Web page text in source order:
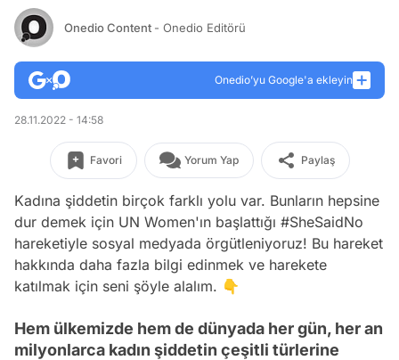
Onedio Content - Onedio Editörü
Onedio’yu Google'a ekleyin
28.11.2022 - 14:58
Favori Yorum Yap Paylaş
Kadına şiddetin birçok farklı yolu var. Bunların hepsine
dur demek için UN Women'ın başlattığı #SheSaidNo
hareketiyle sosyal medyada örgütleniyoruz! Bu hareket
hakkında daha fazla bilgi edinmek ve harekete
katılmak için seni şöyle alalım. 👇
Hem ülkemizde hem de dünyada her gün, her an
milyonlarca kadın şiddetin çeşitli türlerine